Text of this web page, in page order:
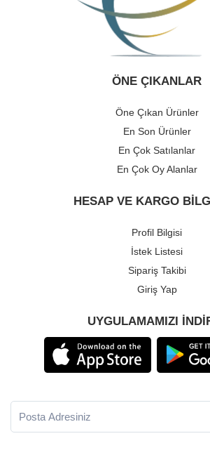
ÖNE ÇIKANLAR
Öne Çıkan Ürünler
En Son Ürünler
En Çok Satılanlar
En Çok Oy Alanlar
HESAP VE KARGO
Profil Bilgisi
İstek Listesi
Sipariş Takibi
Giriş Yap
UYGULAMAMIZI